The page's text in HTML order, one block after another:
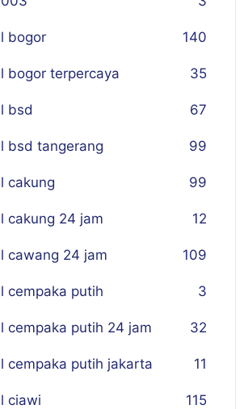
bogor 140
bogor terpercaya 35
bsd 67
bsd tangerang 99
cakung 99
cakung 24 jam 12
cawang 24 jam 109
cempaka putih 3
cempaka putih 24 jam 32
cempaka putih jakarta 11
ciawi 115